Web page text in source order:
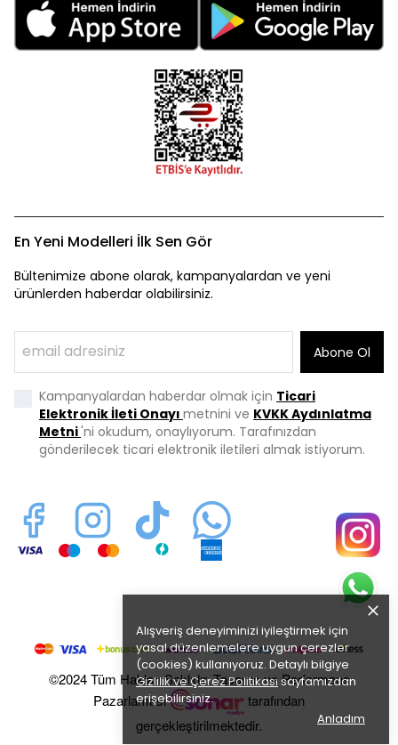
Alışveriş deneyiminizi iyileştirmek için
yasal düzenlemelere uygun çerezler
(cookies) kullanıyoruz. Detaylı bilgiye
Gizlilik ve Çerez Politikasısayfamızdan
erişebilirsiniz.
Anladım
En Yeni Modelleri İlk Sen Gör
Bültenimize abone olarak, kampanyalardan ve yeni
ürünlerden haberdar olabilirsiniz.
Abone Ol
Kampanyalardan haberdar olmak için Ticari
Elektronik İleti Onayı metnini ve KVKK Aydınlatma
Metni'ni okudum, onaylıyorum. Tarafınızdan
gönderilecek ticari elektronik iletileri almak istiyorum.
©2024 Tüm Hakları Saklıdır. Tasarım ve Performans
Pazarlaması
tarafından
gerçekleştirilmektedir.